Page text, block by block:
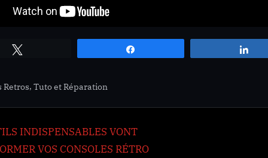
Retros,Tuto et Réparation
INDISPENSABLES VONT
VOS CONSOLES RÉTRO